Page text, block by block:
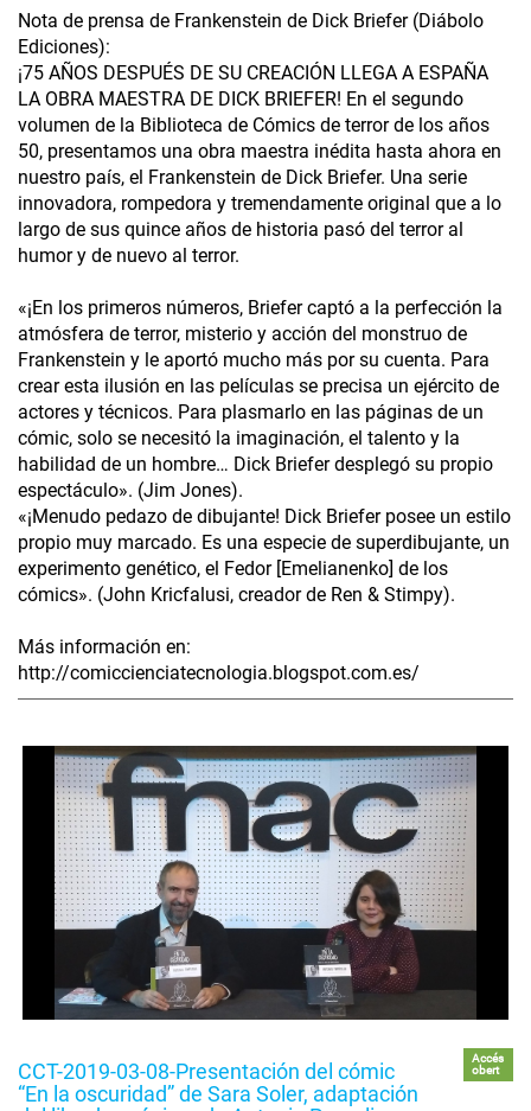
Nota de prensa de Frankenstein de Dick Briefer (Diábolo
Ediciones):
¡75 AÑOS DESPUÉS DE SU CREACIÓN LLEGA A ESPAÑA
LA OBRA MAESTRA DE DICK BRIEFER! En el segundo
volumen de la Biblioteca de Cómics de terror de los años
50, presentamos una obra maestra inédita hasta ahora en
nuestro país, el Frankenstein de Dick Briefer. Una serie
innovadora, rompedora y tremendamente original que a lo
largo de sus quince años de historia pasó del terror al
humor y de nuevo al terror.
«¡En los primeros números, Briefer captó a la perfección la
atmósfera de terror, misterio y acción del monstruo de
Frankenstein y le aportó mucho más por su cuenta. Para
crear esta ilusión en las películas se precisa un ejército de
actores y técnicos. Para plasmarlo en las páginas de un
cómic, solo se necesitó la imaginación, el talento y la
habilidad de un hombre… Dick Briefer desplegó su propio
espectáculo». (Jim Jones).
«¡Menudo pedazo de dibujante! Dick Briefer posee un estilo
propio muy marcado. Es una especie de superdibujante, un
experimento genético, el Fedor [Emelianenko] de los
cómics». (John Kricfalusi, creador de Ren & Stimpy).
Más información en:
http://comiccienciatecnologia.blogspot.com.es/
CCT-2019-03-08-Presentación del cómic
“En la oscuridad” de Sara Soler, adaptación
Accés
obert